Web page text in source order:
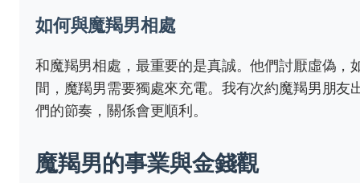
如何與魔羯男相處
和魔羯男相處，最重要的是真誠。他們討厭虛偽
間，魔羯男需要獨處來充電。我有次約魔羯男朋
們的節奏，關係會更順利。
魔羯男的事業與金錢觀